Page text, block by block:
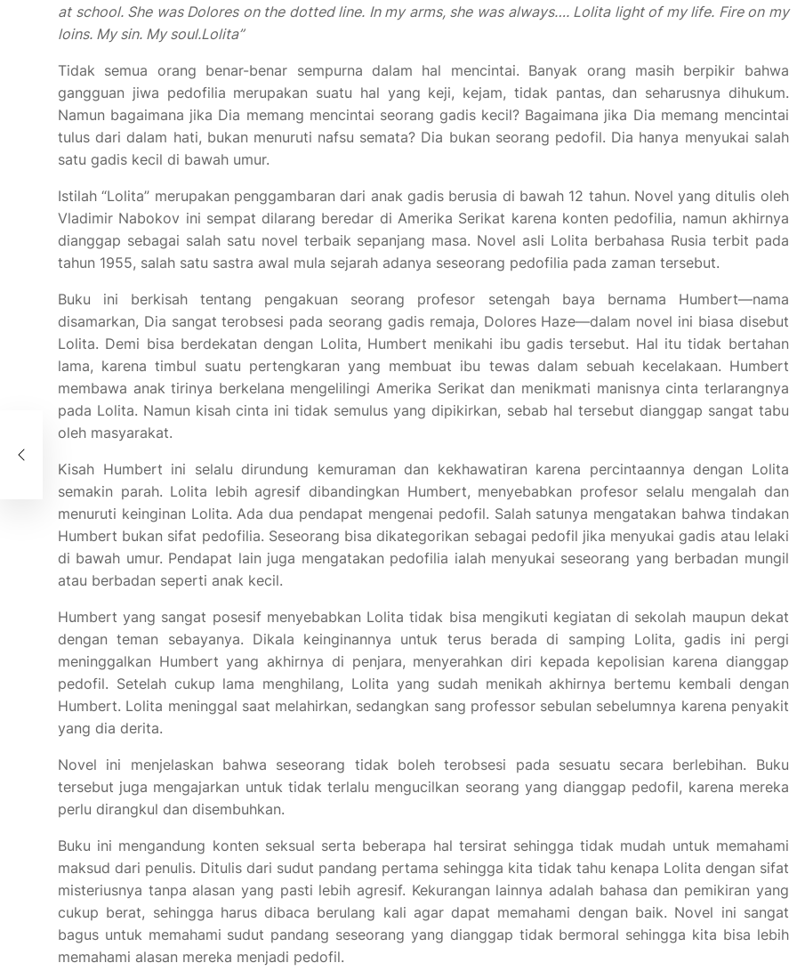
at school. She was Dolores on the dotted line. In my arms, she was always…. Lolita light of my life. Fire on my
loins. My sin. My soul.Lolita”
Tidak semua orang benar-benar sempurna dalam hal mencintai. Banyak orang masih berpikir bahwa
gangguan jiwa pedofilia merupakan suatu hal yang keji, kejam, tidak pantas, dan seharusnya dihukum.
Namun bagaimana jika Dia memang mencintai seorang gadis kecil? Bagaimana jika Dia memang mencintai
tulus dari dalam hati, bukan menuruti nafsu semata? Dia bukan seorang pedofil. Dia hanya menyukai salah
satu gadis kecil di bawah umur.
Istilah “Lolita” merupakan penggambaran dari anak gadis berusia di bawah 12 tahun. Novel yang ditulis oleh
Vladimir Nabokov ini sempat dilarang beredar di Amerika Serikat karena konten pedofilia, namun akhirnya
dianggap sebagai salah satu novel terbaik sepanjang masa. Novel asli Lolita berbahasa Rusia terbit pada
tahun 1955, salah satu sastra awal mula sejarah adanya seseorang pedofilia pada zaman tersebut.
Buku ini berkisah tentang pengakuan seorang profesor setengah baya bernama Humbert―nama
disamarkan, Dia sangat terobsesi pada seorang gadis remaja, Dolores Haze―dalam novel ini biasa disebut
Lolita. Demi bisa berdekatan dengan Lolita, Humbert menikahi ibu gadis tersebut. Hal itu tidak bertahan
lama, karena timbul suatu pertengkaran yang membuat ibu tewas dalam sebuah kecelakaan. Humbert
membawa anak tirinya berkelana mengelilingi Amerika Serikat dan menikmati manisnya cinta terlarangnya
pada Lolita. Namun kisah cinta ini tidak semulus yang dipikirkan, sebab hal tersebut dianggap sangat tabu
oleh masyarakat.
Kisah Humbert ini selalu dirundung kemuraman dan kekhawatiran karena percintaannya dengan Lolita
semakin parah. Lolita lebih agresif dibandingkan Humbert, menyebabkan profesor selalu mengalah dan
menuruti keinginan Lolita. Ada dua pendapat mengenai pedofil. Salah satunya mengatakan bahwa tindakan
Humbert bukan sifat pedofilia. Seseorang bisa dikategorikan sebagai pedofil jika menyukai gadis atau lelaki
di bawah umur. Pendapat lain juga mengatakan pedofilia ialah menyukai seseorang yang berbadan mungil
atau berbadan seperti anak kecil.
Humbert yang sangat posesif menyebabkan Lolita tidak bisa mengikuti kegiatan di sekolah maupun dekat
dengan teman sebayanya. Dikala keinginannya untuk terus berada di samping Lolita, gadis ini pergi
meninggalkan Humbert yang akhirnya di penjara, menyerahkan diri kepada kepolisian karena dianggap
pedofil. Setelah cukup lama menghilang, Lolita yang sudah menikah akhirnya bertemu kembali dengan
Humbert. Lolita meninggal saat melahirkan, sedangkan sang professor sebulan sebelumnya karena penyakit
yang dia derita.
Novel ini menjelaskan bahwa seseorang tidak boleh terobsesi pada sesuatu secara berlebihan. Buku
tersebut juga mengajarkan untuk tidak terlalu mengucilkan seorang yang dianggap pedofil, karena mereka
perlu dirangkul dan disembuhkan.
Buku ini mengandung konten seksual serta beberapa hal tersirat sehingga tidak mudah untuk memahami
maksud dari penulis. Ditulis dari sudut pandang pertama sehingga kita tidak tahu kenapa Lolita dengan sifat
misteriusnya tanpa alasan yang pasti lebih agresif. Kekurangan lainnya adalah bahasa dan pemikiran yang
cukup berat, sehingga harus dibaca berulang kali agar dapat memahami dengan baik. Novel ini sangat
bagus untuk memahami sudut pandang seseorang yang dianggap tidak bermoral sehingga kita bisa lebih
memahami alasan mereka menjadi pedofil.